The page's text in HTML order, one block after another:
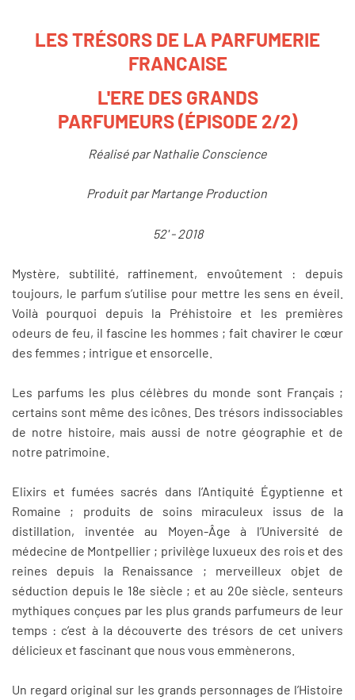
LES TRÉSORS DE LA PARFUMERIE
FRANCAISE
L'ERE DES GRANDS
PARFUMEURS (ÉPISODE 2/2)
Réalisé par Nathalie Conscience
Produit par Martange Production
52' - 2018
Mystère, subtilité, raffinement, envoûtement : depuis
toujours, le parfum s’utilise pour mettre les sens en éveil.
Voilà pourquoi depuis la Préhistoire et les premières
odeurs de feu, il fascine les hommes ; fait chavirer le cœur
des femmes ; intrigue et ensorcelle.
Les parfums les plus célèbres du monde sont Français ;
certains sont même des icônes. Des trésors indissociables
de notre histoire, mais aussi de notre géographie et de
notre patrimoine.
Elixirs et fumées sacrés dans l’Antiquité Égyptienne et
Romaine ; produits de soins miraculeux issus de la
distillation, inventée au Moyen-Âge à l’Université de
médecine de Montpellier ; privilège luxueux des rois et des
reines depuis la Renaissance ; merveilleux objet de
séduction depuis le 18e siècle ; et au 20e siècle, senteurs
mythiques conçues par les plus grands parfumeurs de leur
temps : c’est à la découverte des trésors de cet univers
délicieux et fascinant que nous vous emmènerons.
Un regard original sur les grands personnages de l’Histoire